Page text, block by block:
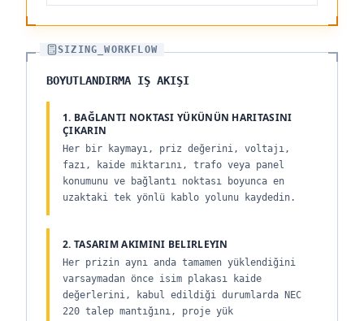
SIZING_WORKFLOW
BOYUTLANDIRMA IŞ AKIŞI
1. BAĞLANTI NOKTASI YÜKÜNÜN HARITASINI
ÇIKARIN
Her bir kaymayı, priz değerini, voltajı,
fazı, kaide miktarını, trafo veya panel
konumunu ve bağlantı noktası boyunca en
uzaktaki tek yönlü kablo yolunu kaydedin.
2. TASARIM AKIMINI BELIRLEYIN
Her prizin aynı anda tamamen yüklendiğini
varsaymadan önce isim plakası kaide
değerlerini, kabul edildiği durumlarda NEC
220 talep mantığını, proje yük